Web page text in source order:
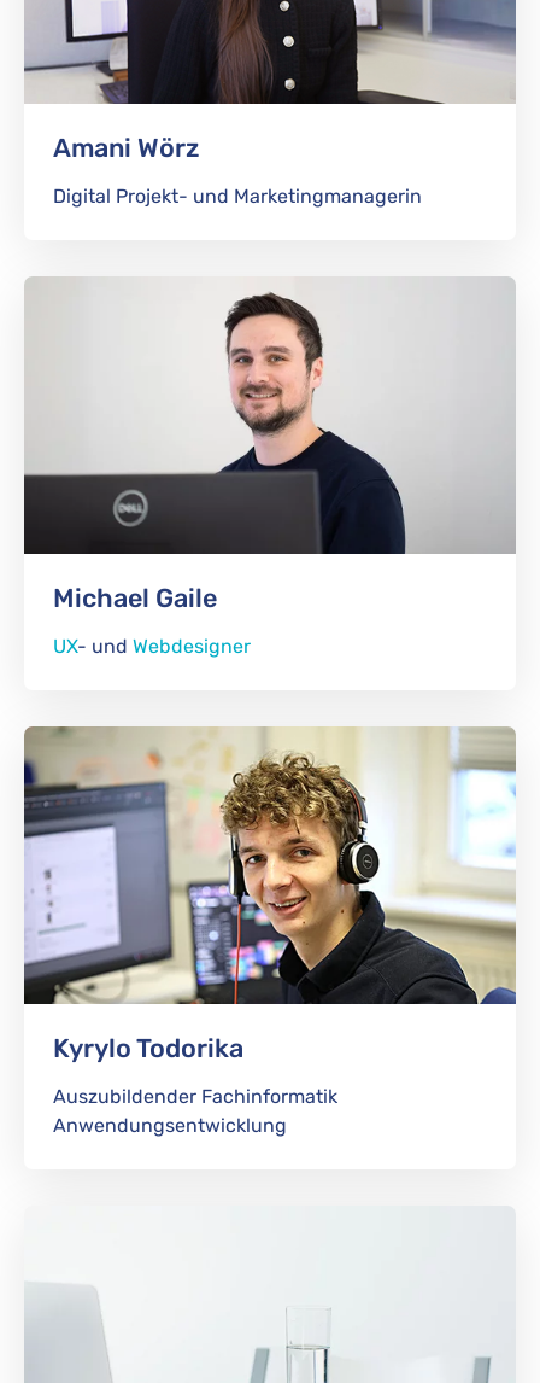
Amani Wörz
Digital Projekt- und Marketingmanagerin
Michael Gaile
UX- und Webdesigner
Kyrylo Todorika
Auszubildender Fachinformatik
Anwendungsentwicklung